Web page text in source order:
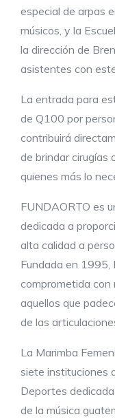
especial de arpas
músicos, y la
la dirección de
asistentes con
La entrada para
de Q100 por
contribuirá
de brindar cirugías
quienes más lo
FUNDAORTO es
dedicada a
alta calidad a
Fundada en 1995,
comprometida con
aquellos que
de las
La Marimba
siete instituciones
Deportes
de la música